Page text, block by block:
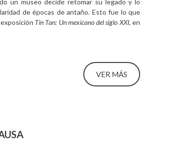
de épocas de antaño. Esto fue lo que
Tin Tan: Un mexicano del siglo XXI, en
VER MÁS